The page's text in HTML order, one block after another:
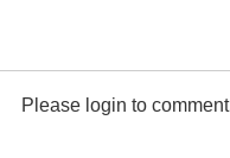
Please login to comment